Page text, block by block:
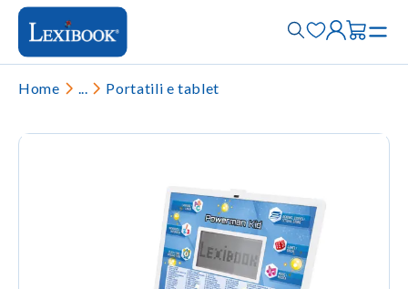
Home ... Portatili e tablet